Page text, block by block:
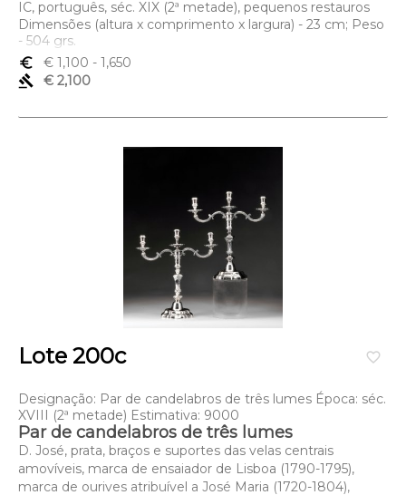
IC, português, séc. XIX (2ª metade), pequenos restauros
Dimensões (altura x comprimento x largura) - 23 cm; Peso
- 504 grs.
euro_symbol
€ 1,100 - 1,650
gavel
€ 2,100
favorite_border
Lote 200c
Designação: Par de candelabros de três lumes Época: séc.
XVIII (2ª metade) Estimativa: 9000
Par de candelabros de três lumes
D. José, prata, braços e suportes das velas centrais
amovíveis, marca de ensaiador de Lisboa (1790-1795),
marca de ourives atribuível a José Maria (1720-1804),